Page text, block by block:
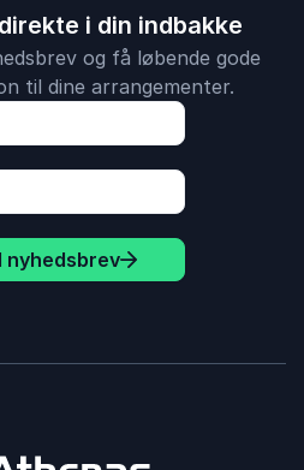
i din indbakke
og få løbende gode
til dine arrangementer.
nyhedsbrev